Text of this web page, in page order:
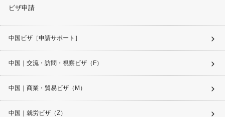
ビザ申請
中国ビザ［申請サポート］
中国｜交流・訪問・視察ビザ（F）
中国｜商業・貿易ビザ（M）
中国｜就労ビザ（Z）